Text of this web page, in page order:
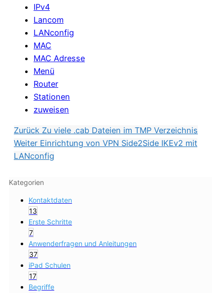
IPv4
Lancom
LANconfig
MAC
MAC Adresse
Menü
Router
Stationen
zuweisen
Zurück Zu viele .cab Dateien im TMP Verzeichnis
Weiter Einrichtung von VPN Side2Side IKEv2 mit
LANconfig
Kategorien
Kontaktdaten
13
Erste Schritte
7
Anwenderfragen und Anleitungen
37
iPad Schulen
17
Begriffe